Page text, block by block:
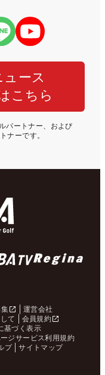
ース
こちら
パートナー、および
ナーです。
運営会社
て
会員規約
基づく表示
ジサービス利用規約
プ サイトマップ